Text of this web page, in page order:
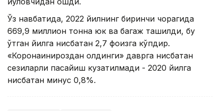
Ўз навбатида, 2022 йилнинг биринчи чорагида
669,9 миллион тонна юк ва багаж ташилди, бу
ўтган йилга нисбатан 2,7 фоизга кўпдир.
«Коронаинқироздан олдинги» даврга нисбатан
сезиларли пасайиш кузатилмади - 2020 йилга
нисбатан минус 0,8%.